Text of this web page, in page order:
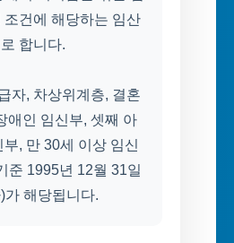
조건에 해당하는 임산
합니다.
자, 차상위계층, 결혼
애인 임신부, 셋째 아
, 만 30세 이상 임신
준 1995년 12월 31일
가 해당됩니다.